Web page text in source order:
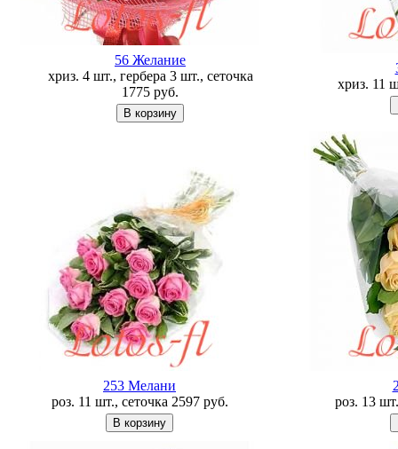
56 Желание
хриз. 4 шт., гербера 3 шт., сеточка
1775 руб.
хриз. 11
253 Мелани
роз. 11 шт., сеточка 2597 руб.
роз. 13